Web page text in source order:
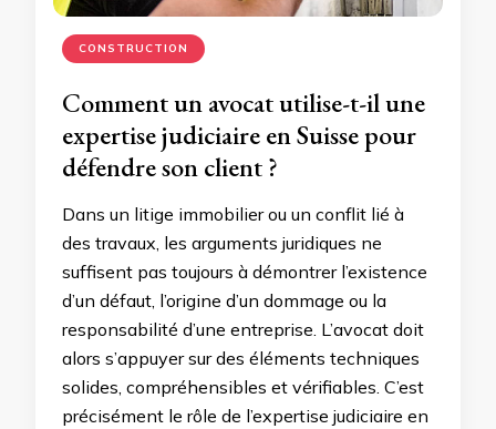
CONSTRUCTION
Comment un avocat utilise-t-il une
expertise judiciaire en Suisse pour
défendre son client ?
Dans un litige immobilier ou un conflit lié à
des travaux, les arguments juridiques ne
suffisent pas toujours à démontrer l’existence
d’un défaut, l’origine d’un dommage ou la
responsabilité d’une entreprise. L’avocat doit
alors s’appuyer sur des éléments techniques
solides, compréhensibles et vérifiables. C’est
précisément le rôle de l’expertise judiciaire en